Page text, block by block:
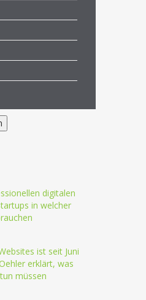
digitalen
in welcher
ist seit Juni
erklärt, was
müssen